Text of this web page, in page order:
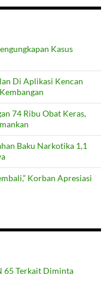
Kasus
Di Aplikasi Kencan
74 Ribu Obat Keras,
Baku Narkotika 1,1
Korban Apresiasi
65 Terkait Diminta